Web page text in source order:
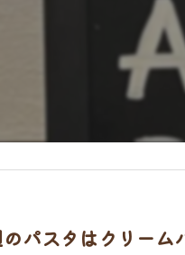
のパスタはクリー